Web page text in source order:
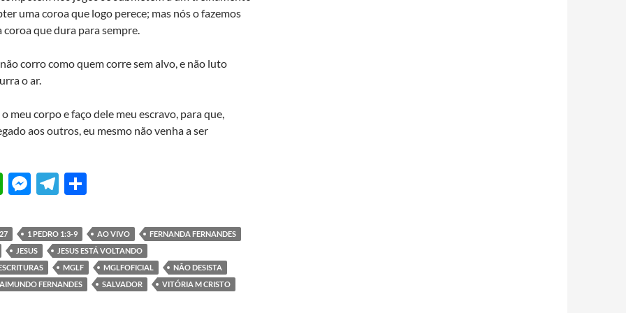
uma coroa que logo perece; mas nós o fazemos
coroa que dura para sempre.
corro como quem corre sem alvo, e não luto
o ar.
meu corpo e faço dele meu escravo, para que,
aos outros, eu mesmo não venha a ser
W
at
s
A
p
M
se
n
g
er
T
e
gr
a
m
ar
e
1 PEDRO 1:3-9 AO VIVO
FERNANDA FERNANDES
JESUS
JESUS ESTÁ VOLTANDO
MGLF MGLFOFICIAL
NÃO DESISTA
FERNANDES SALVADOR VITÓRIA M CRISTO